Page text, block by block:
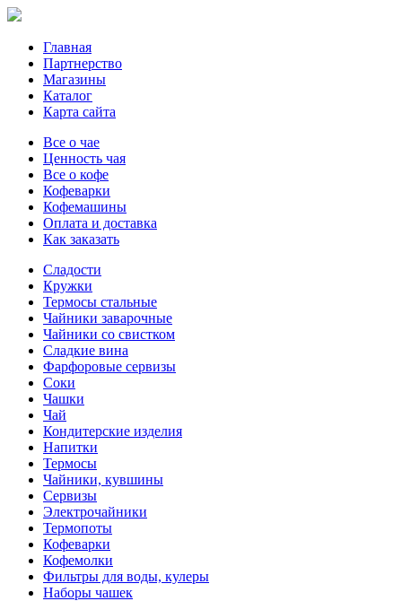
Главная
Партнерство
Магазины
Каталог
Карта сайта
Все о чае
Ценность чая
Все о кофе
Кофеварки
Кофемашины
Оплата и доставка
Как заказать
Сладости
Кружки
Термосы стальные
Чайники заварочные
Чайники со свистком
Сладкие вина
Фарфоровые сервизы
Соки
Чашки
Чай
Кондитерские изделия
Напитки
Термосы
Чайники, кувшины
Сервизы
Электрочайники
Термопоты
Кофеварки
Кофемолки
Фильтры для воды, кулеры
Наборы чашек